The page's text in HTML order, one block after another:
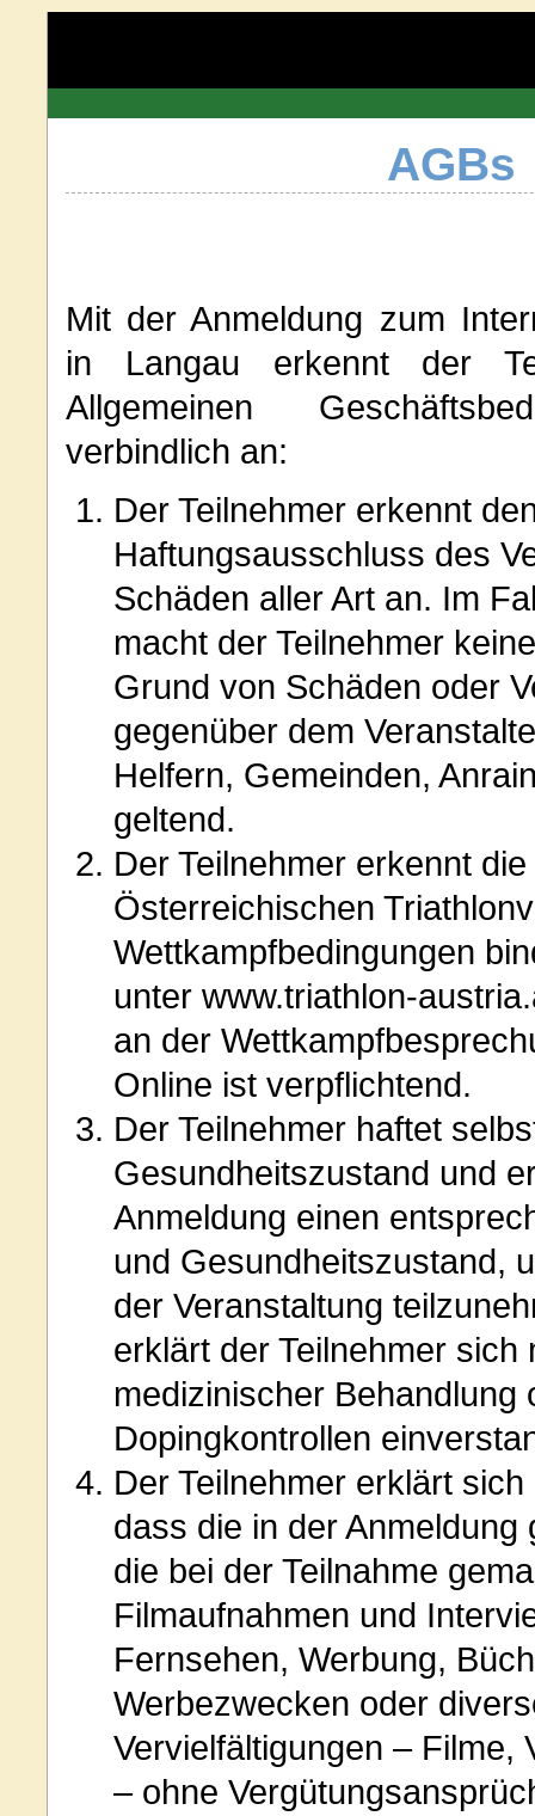
AGBs
Mit der Anmeldung zum
in Langau erkennt der
Allgemeinen
verbindlich an:
Der Teilnehmer erkennt
Haftungsausschluss des
Schäden aller Art an. Im
macht der Teilnehmer
Grund von Schäden oder
gegenüber dem
Helfern, Gemeinden,
geltend.
Der Teilnehmer erkennt
Österreichischen
Wettkampfbedingungen
unter www.triathlon-
an der
Online ist verpflichtend.
Der Teilnehmer haftet
Gesundheitszustand und
Anmeldung einen
und Gesundheitszustand,
der Veranstaltung
erklärt der Teilnehmer sich
medizinischer Behandlung
Dopingkontrollen
Der Teilnehmer erklärt
dass die in der Anmeldung
die bei der Teilnahme
Filmaufnahmen und
Fernsehen, Werbung,
Werbezwecken oder
Vervielfältigungen – Filme,
– ohne